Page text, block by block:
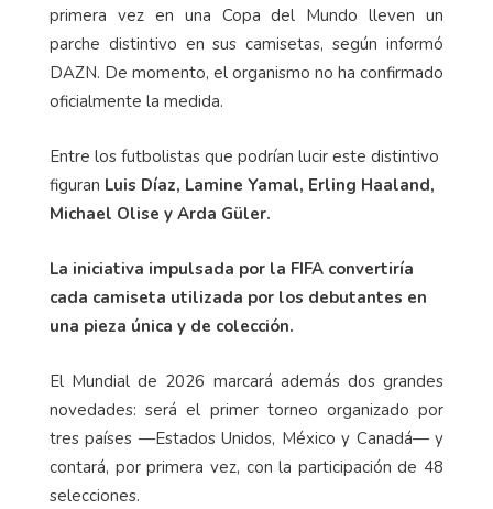
primera vez en una Copa del Mundo lleven un
parche distintivo en sus camisetas, según informó
DAZN. De momento, el organismo no ha confirmado
oficialmente la medida.
Entre los futbolistas que podrían lucir este distintivo
figuran Luis Díaz, Lamine Yamal, Erling Haaland,
Michael Olise y Arda Güler.
La iniciativa impulsada por la FIFA convertiría
cada camiseta utilizada por los debutantes en
una pieza única y de colección.
El Mundial de 2026 marcará además dos grandes
novedades: será el primer torneo organizado por
tres países —Estados Unidos, México y Canadá— y
contará, por primera vez, con la participación de 48
selecciones.